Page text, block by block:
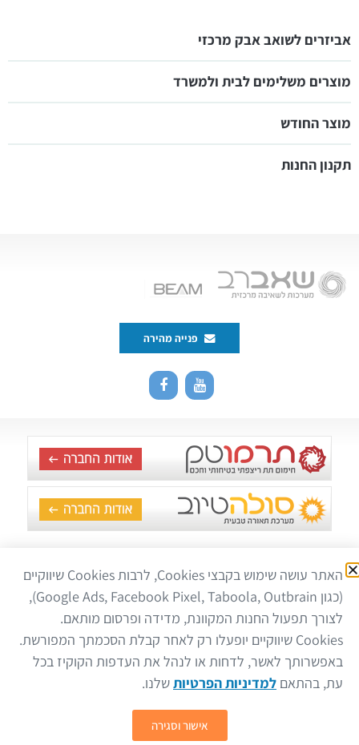
אביזרים לשואב אבק מרכזי
מוצרים משלימים לבית ולמשרד
מוצר החודש
תקנון החנות
פנייה מהירה
כל הזכויות שמורות לשאברב – מערכת מרכזית לניקוי הבית, ביתק
טכנולוגיות © 2020 |
הצהרת נגישות| מפת אתר|מדיניות פרטיות
השימוש באתר מהווה הסכמה לעיבוד מידע בהתאם למדיניות הפרטיות ולדין. מקום
בו נדרשת הסכמה מפורשת – תתבקש הסכמה נפרדת. אם אינך מסכים/ה – אנא
הימנע/י משימוש באתר.
השירות באתר מיועד לבגירים מעל גיל 18 בלבד. החברה אינה אוספת במודע מידע
על קטינים, אם נודע לנו כי נמסרו פרטים מקטינים – המידע יימחק.
אלקטרו קידום ופיתוח
האתר עושה שימוש בקבצי Cookies, לרבות Cookies שיווקיים
(כגון Google Ads, Facebook Pixel, Taboola, Outbrain),
לצורך תפעול החנות המקוונת, מדידה ופרסום מותאם.
Cookies שיווקיים יופעלו רק לאחר קבלת הסכמתך המפורשת.
באפשרותך לאשר, לדחות או לנהל את העדפות הקוקיז בכל
עת, בהתאם למדיניות הפרטיותשלנו.
אישור וסגירה